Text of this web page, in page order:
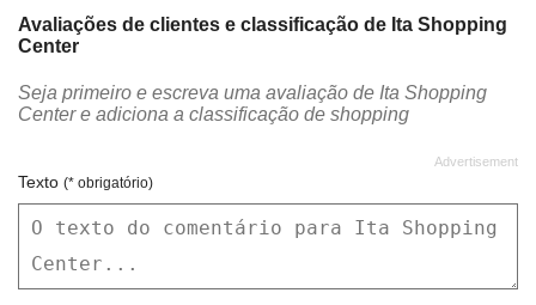
STAR SURF STOCKIDS
STOCKIDS BRINQUEDOS
SUBWAY TEEN GAMES
Avaliações de clientes e classificação de Ita Shopping
Center
Seja primeiro e escreva uma avaliação de Ita Shopping
Center e adiciona a classificação de shopping
Texto (* obrigatório)